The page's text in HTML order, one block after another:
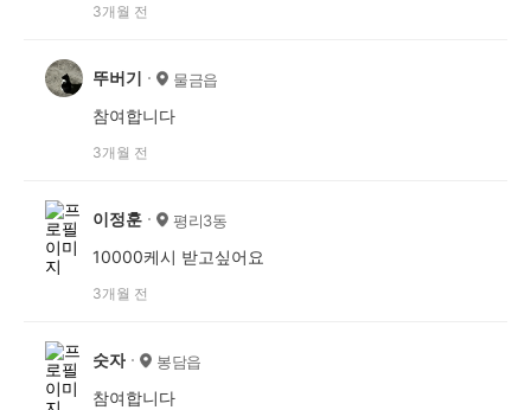
3개월 전
뚜버기 물금읍
참여합니다
3개월 전
이정훈 평리3동
10000케시 받고싶어요
3개월 전
숫자 봉담읍
참여합니다